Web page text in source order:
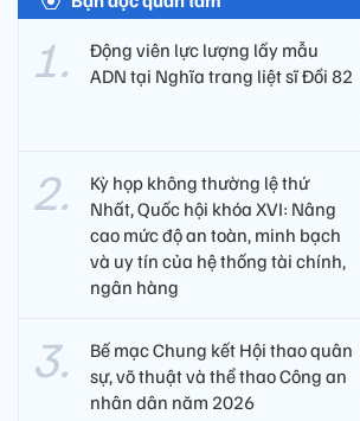
Động viên lực lượng lấy mẫu
ADN tại Nghĩa trang liệt sĩ Đồi 82​
Kỳ họp không thường lệ thứ
Nhất, Quốc hội khóa XVI: Nâng
cao mức độ an toàn, minh bạch
và uy tín của hệ thống tài chính,
ngân hàng
Bế mạc Chung kết Hội thao quân
sự, võ thuật và thể thao Công an
nhân dân năm 2026